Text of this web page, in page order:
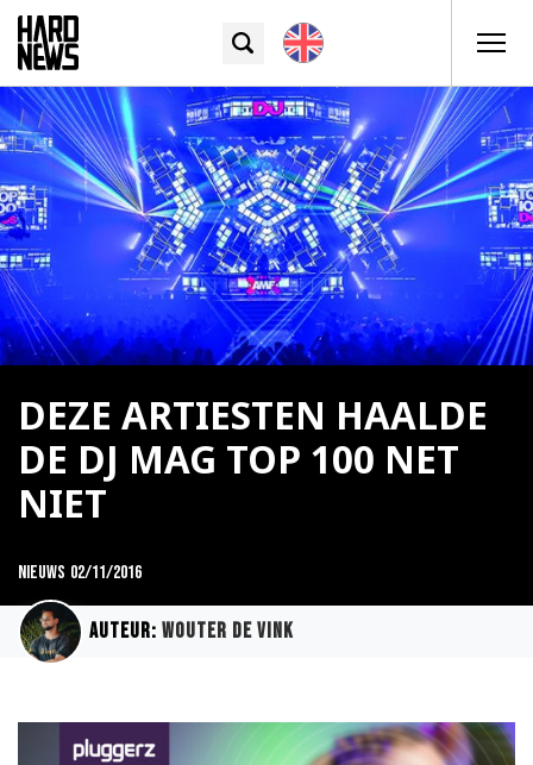
DEZE ARTIESTEN HAALDE
DE DJ MAG TOP 100 NET
NIET
Nieuws 02/11/2016
Auteur: Wouter de Vink